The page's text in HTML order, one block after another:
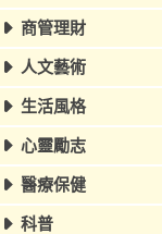
商管理財
人文藝術
生活風格
心靈勵志
醫療保健
科普